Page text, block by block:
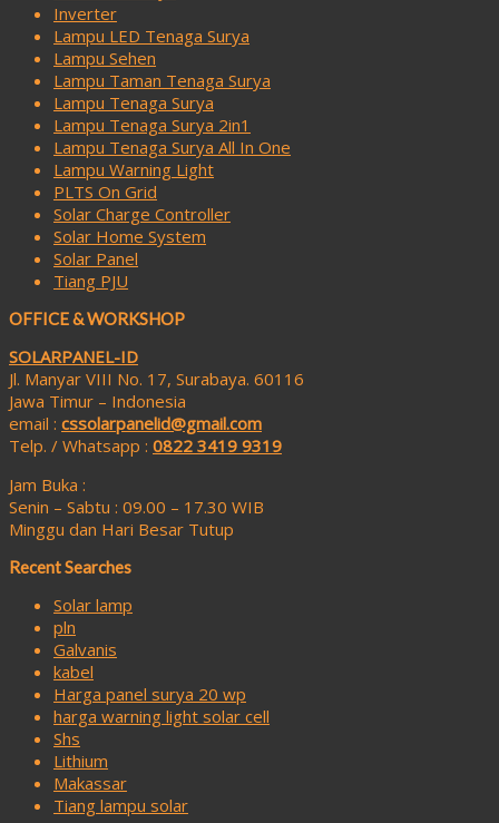
Inverter
Lampu LED Tenaga Surya
Lampu Sehen
Lampu Taman Tenaga Surya
Lampu Tenaga Surya
Lampu Tenaga Surya 2in1
Lampu Tenaga Surya All In One
Lampu Warning Light
PLTS On Grid
Solar Charge Controller
Solar Home System
Solar Panel
Tiang PJU
OFFICE & WORKSHOP
SOLARPANEL-ID
Jl. Manyar VIII No. 17, Surabaya. 60116
Jawa Timur – Indonesia
email : cssolarpanelid@gmail.com
Telp. / Whatsapp : 0822 3419 9319
Jam Buka :
Senin – Sabtu : 09.00 – 17.30 WIB
Minggu dan Hari Besar Tutup
Recent Searches
Solar lamp
pln
Galvanis
kabel
Harga panel surya 20 wp
harga warning light solar cell
Shs
Lithium
Makassar
Tiang lampu solar